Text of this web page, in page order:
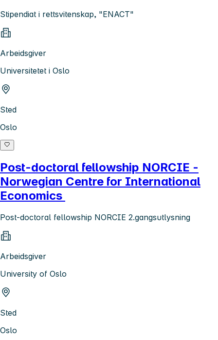
Stipendiat i rettsvitenskap, "ENACT"
Arbeidsgiver
Universitetet i Oslo
Sted
Oslo
Post-doctoral fellowship NORCIE -
Norwegian Centre for International
Economics
Post-doctoral fellowship NORCIE 2.gangsutlysning
Arbeidsgiver
University of Oslo
Sted
Oslo